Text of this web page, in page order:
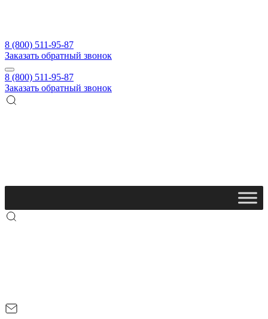
8 (800) 511-95-87
Заказать обратный звонок
8 (800) 511-95-87
Заказать обратный звонок